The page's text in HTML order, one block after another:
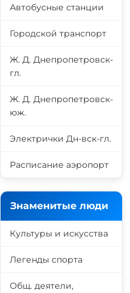
Автобусные станции
Городской транспорт
Ж. Д. Днепропетровск-
гл.
Ж. Д. Днепропетровск-
юж.
Электрички Дн-вск-гл.
Расписание аэропорт
Знаменитые люди
Культуры и искусства
Легенды спорта
Общ. деятели,